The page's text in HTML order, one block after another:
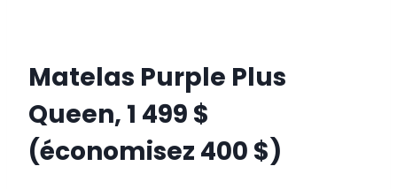
Matelas Purple Plus
Queen, 1 499 $
(économisez 400 $)